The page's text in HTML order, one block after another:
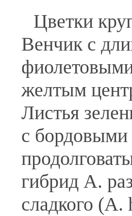
Цветки
Венчик с
желтым
Листья
с
гибрид А.
сладкого